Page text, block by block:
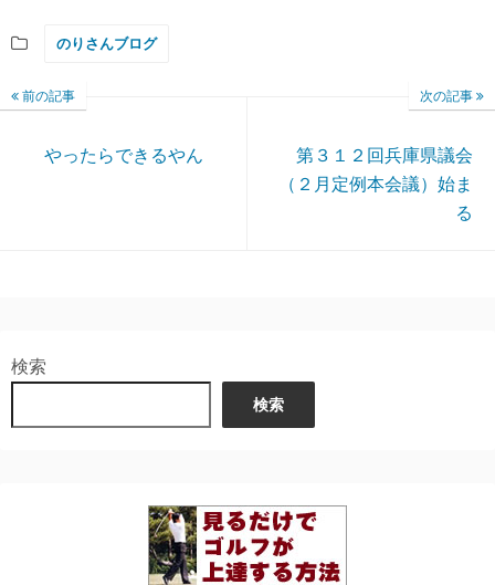
のりさんブログ
前の記事
やったらできるやん
次の記事
第３１２回兵庫県議会
（２月定例本会議）始ま
る
検索
検索